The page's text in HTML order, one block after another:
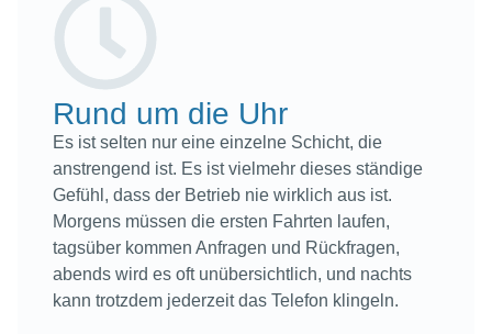
Rund um die Uhr
Es ist selten nur eine einzelne Schicht, die
anstrengend ist. Es ist vielmehr dieses ständige
Gefühl, dass der Betrieb nie wirklich aus ist.
Morgens müssen die ersten Fahrten laufen,
tagsüber kommen Anfragen und Rückfragen,
abends wird es oft unübersichtlich, und nachts
kann trotzdem jederzeit das Telefon klingeln.